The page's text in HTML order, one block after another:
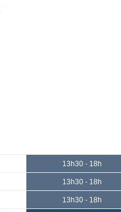
13h30 - 18h
13h30 - 18h
13h30 - 18h